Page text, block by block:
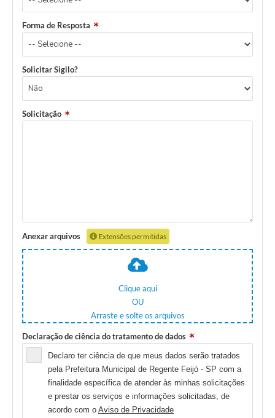
Forma de Resposta
Solicitar Sigilo?
Solicitação
Anexar arquivos Extensões permitidas
Clique aqui
OU
Arraste e solte os arquivos
Declaração de ciência do tratamento de dados
Declaro ter ciência de que meus dados serão tratados
pela Prefeitura Municipal de Regente Feijó - SP com a
finalidade específica de atender às minhas solicitações
e prestar os serviços e informações solicitadas, de
acordo com o Aviso de Privacidade